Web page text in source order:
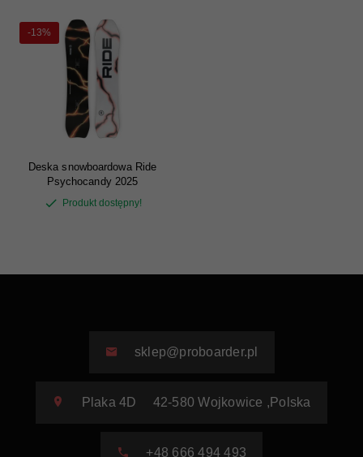
-13%
Deska snowboardowa Ride
Psychocandy 2025
Produkt dostępny!
sklep@proboarder.pl
Plaka 4D 42-580 Wojkowice , Polska
+48 666 494 493